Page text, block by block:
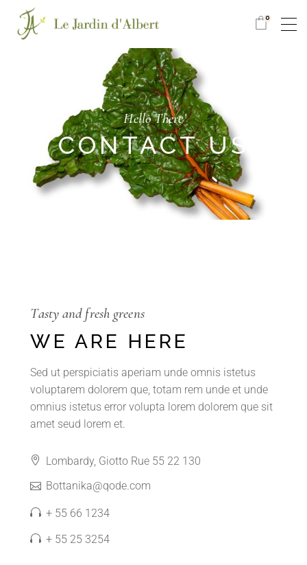
0
Hello There
CONTACT US
Tasty and fresh greens
WE ARE HERE
Sed ut perspiciatis aperiam unde omnis istetus
voluptarem dolorem que, totam rem unde et unde
omnius istetus error volupta lorem dolorem que sit
amet seud lorem et.
Lombardy, Giotto Rue 55 22 130
Bottanika@qode.com
+ 55 66 1234
+ 55 25 3254